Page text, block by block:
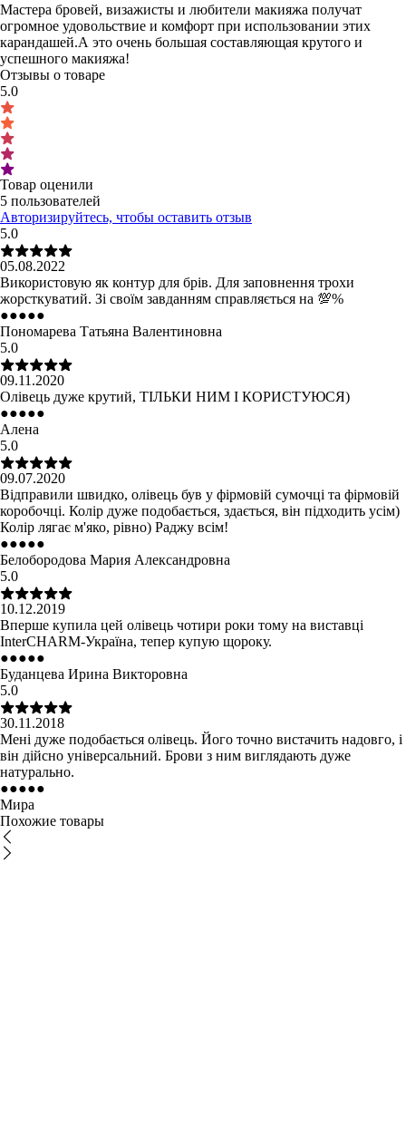
Мастера бровей, визажисты и любители макияжа получат
огромное удовольствие и комфорт при использовании этих
карандашей.А это очень большая составляющая крутого и
успешного макияжа!
Отзывы о товаре
5.0
Товар оценили
5 пользователей
Авторизируйтесь, чтобы оставить отзыв
5.0
05.08.2022
Використовую як контур для брів. Для заповнення трохи
жорсткуватий. Зі своїм завданням справляється на 💯%
●●●●●
Пономарева Татьяна Валентиновна
5.0
09.11.2020
Олівець дуже крутий, ТІЛЬКИ НИМ І КОРИСТУЮСЯ)
●●●●●
Алена
5.0
09.07.2020
Відправили швидко, олівець був у фірмовій сумочці та фірмовій
коробочці. Колір дуже подобається, здається, він підходить усім)
Колір лягає м'яко, рівно) Раджу всім!
●●●●●
Белобородова Мария Александровна
5.0
10.12.2019
Вперше купила цей олівець чотири роки тому на виставці
InterCHARM-Україна, тепер купую щороку.
●●●●●
Буданцева Ирина Викторовна
5.0
30.11.2018
Мені дуже подобається олівець. Його точно вистачить надовго, і
він дійсно універсальний. Брови з ним виглядають дуже
натурально.
●●●●●
Мира
Похожие товары